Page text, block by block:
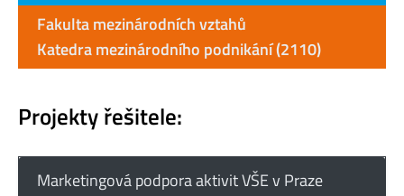
Fakulta mezinárodních vztahů
Katedra mezinárodního podnikání (2110)
Projekty řešitele:
Marketingová podpora aktivit VŠE v Praze